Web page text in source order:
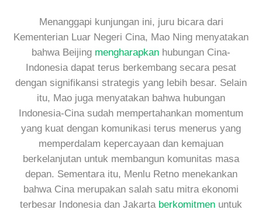
Menanggapi kunjungan ini, juru bicara dari
Kementerian Luar Negeri Cina, Mao Ning menyatakan
bahwa Beijing mengharapkan hubungan Cina-
Indonesia dapat terus berkembang secara pesat
dengan signifikansi strategis yang lebih besar. Selain
itu, Mao juga menyatakan bahwa hubungan
Indonesia-Cina sudah mempertahankan momentum
yang kuat dengan komunikasi terus menerus yang
memperdalam kepercayaan dan kemajuan
berkelanjutan untuk membangun komunitas masa
depan. Sementara itu, Menlu Retno menekankan
bahwa Cina merupakan salah satu mitra ekonomi
terbesar Indonesia dan Jakarta berkomitmen untuk